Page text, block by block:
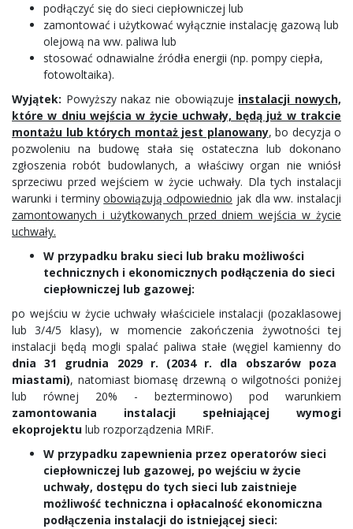
podłączyć się do sieci ciepłowniczej lub
zamontować i użytkować wyłącznie instalację gazową lub
olejową na ww. paliwa lub
stosować odnawialne źródła energii (np. pompy ciepła,
fotowoltaika).
Wyjątek: Powyższy nakaz nie obowiązuje instalacji nowych,
które w dniu wejścia w życie uchwały, będą już w trakcie
montażu lub których montaż jest planowany, bo decyzja o
pozwoleniu na budowę stała się ostateczna lub dokonano
zgłoszenia robót budowlanych, a właściwy organ nie wniósł
sprzeciwu przed wejściem w życie uchwały. Dla tych instalacji
warunki i terminyobowiązują odpowiednio jak dla ww. instalacji
zamontowanych i użytkowanych przed dniem wejścia w życie
uchwały.
W przypadku braku sieci lub braku możliwości
technicznych i ekonomicznych podłączenia do sieci
ciepłowniczej lub gazowej:
po wejściu w życie uchwały właściciele instalacji (pozaklasowej
lub 3/4/5 klasy), w momencie zakończenia żywotności tej
instalacji będą mogli spalać paliwa stałe (węgiel kamienny do
dnia 31 grudnia 2029 r. (2034 r. dla obszarów poza
miastami), natomiast biomasę drzewną o wilgotności poniżej
lub równej 20% - bezterminowo) pod warunkiem
zamontowania instalacji spełniającej wymogi
ekoprojektu lub rozporządzenia MRiF.
W przypadku zapewnienia przez operatorów sieci
ciepłowniczej lub gazowej, po wejściu w życie
uchwały, dostępu do tych sieci lub zaistnieje
możliwość techniczna i opłacalność ekonomiczna
podłączenia instalacji do istniejącej sieci: